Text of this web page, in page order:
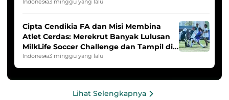
2025/2026
Indonesia3 minggu yang lalu
Cipta Cendikia FA dan Misi Membina
Atlet Cerdas: Merekrut Banyak Lulusan
MilkLife Soccer Challenge dan Tampil di
HYDROPLUS Soccer League
Indonesia3 minggu yang lalu
Lihat Selengkapnya